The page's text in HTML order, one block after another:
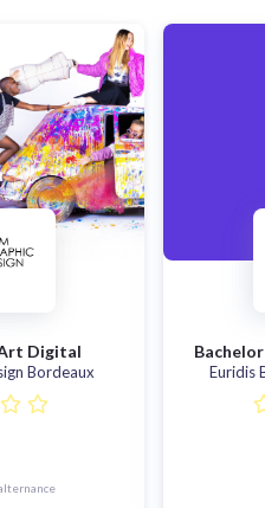
Digital
Bordeaux Euridis